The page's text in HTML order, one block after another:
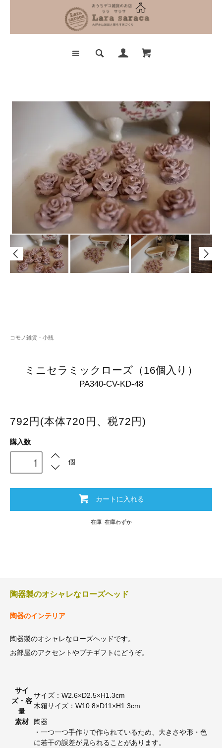
コモノ雑貨・小瓶
ミニセラミックローズ（16個入り）
PA340-CV-KD-48
792円(本体720円、税72円)
購入数
個
カートに入れる
在庫 在庫わずか
陶器製のオシャレなローズヘッド
陶器のインテリア
陶器製のオシャレなローズヘッドです。
お部屋のアクセントやプチギフトにどうぞ。
サイ
ズ・容
量
サイズ：W2.6×D2.5×H1.3cm
木箱サイズ：W10.8×D11×H1.3cm
素材
陶器
・一つ一つ手作りで作られているため、大きさや形・色
に若干の誤差が見られることがあります。